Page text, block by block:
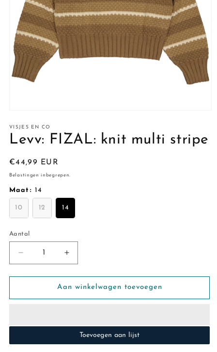
openen
in
modaal
VISJES EN CO
Levv: FIZAL: knit multi stripe
Normale
prijs
€44,99 EUR
Belastingen inbegrepen.
Maat : 14
10 12 14
Aantal
Aantal
Aantal
verlagen
voor
FIZAL:
stripe
Aantal
verhogen
voor
Levv:
FIZAL:
stripe
Aan winkelwagen toevoegen
Toevoegen aan lijst